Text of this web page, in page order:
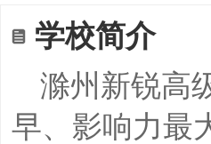
学校简介
滁州新锐高
早、影响力最